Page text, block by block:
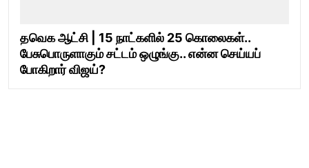
தவெக ஆட்சி | 15 நாட்களில் 25 கொலைகள்..
பேசுபொருளாகும் சட்டம் ஒழுங்கு.. என்ன செய்யப்
போகிறார் விஜய்?